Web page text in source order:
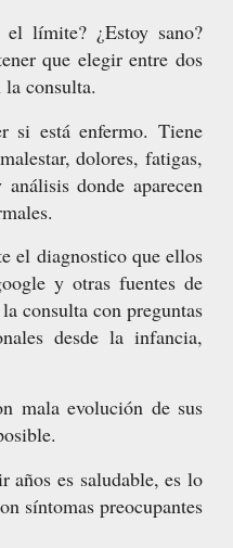
límite? ¿Estoy sano?
que elegir entre dos
consulta.
si está enfermo. Tiene
dolores, fatigas,
donde aparecen
el diagnostico que ellos
y otras fuentes de
consulta con preguntas
desde la infancia,
mala evolución de sus
años es saludable, es lo
síntomas preocupantes